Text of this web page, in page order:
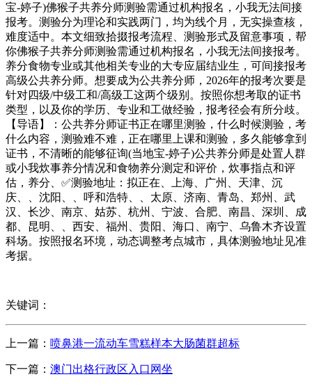
宝-婷子)佛猴子共养分师测验需通过机构报名，小我无法间接
报考。测验分为理论和实践两门，均为线个月，无实操查核，
难度适中。本文细致拾掇报考流程、测验形式及留意事项，帮
你佛猴子共养分师测验需通过机构报名，小我无法间接报考。
养分食物专业或其他相关专业的大专应届结业生，可间接报考
高级公共养分师。想要成为公共养分师，2026年的报考次要是
针对四级/中级工和/高级工这两个级别。按照你想考取的证书
类型，以及你的学历、专业和工做经验，报考径会有所分歧。
【导语】：公共养分师证书正在哪里测验，什么时候测验，考
什么内容，测验难不难，正在哪里上课和测验，多久能够拿到
证书，不清晰的能够征询(当地宝-婷子)公共养分师是处置人群
或小我炊事养分情况和食物养分测定和评价，炊事指点和评
估，养分、✅测验地址：拟正在、上海、广州、天津、沉
庆、、沈阳、、呼和浩特、、太原、济南、青岛、郑州、武
汉、长沙、南京、姑苏、杭州、宁波、合肥、南昌、深圳、成
都、昆明、、西安、福州、贵阳、海口、南宁、乌鲁木齐设置
科场。按照报名环境，动态调整考点城市，具体测验地址见准
考据。
关键词：
上一篇： 喷鼻港一流动车雪糕样本大肠菌群超标
下一篇： 澳门出格行政区入口网坐